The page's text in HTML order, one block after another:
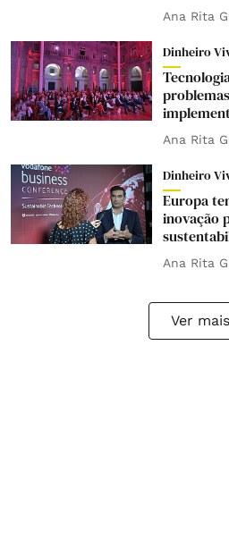
Ana Rita
Dinheiro
Ana Rita
Dinheiro
Europa
inovação
Ana Rita
Ver mais